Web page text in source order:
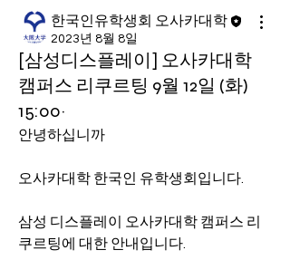
한국인유학생회 오사카대학
2023년 8월 8일
[삼성디스플레이] 오사카대학
캠퍼스 리쿠르팅 9월 12일 (화)
15:00~
안녕하십니까
오사카대학 한국인 유학생회입니다.
삼성 디스플레이 오사카대학 캠퍼스 리
쿠르팅에 대한 안내입니다.